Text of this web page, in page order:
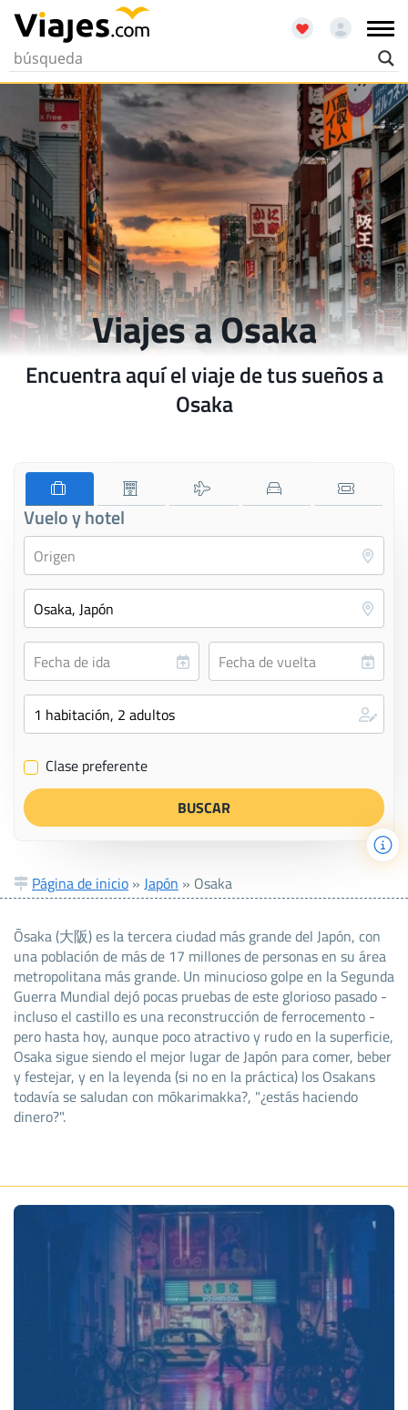
Viajes a Osaka
Encuentra aquí el viaje de tus sueños a
Osaka
Vuelo y hotel
✔ Clase preferente
Página de inicio » Japón » Osaka
Ōsaka (大阪) es la tercera ciudad más grande del Japón, con
una población de más de 17 millones de personas en su área
metropolitana más grande. Un minucioso golpe en la Segunda
Guerra Mundial dejó pocas pruebas de este glorioso pasado -
incluso el castillo es una reconstrucción de ferrocemento -
pero hasta hoy, aunque poco atractivo y rudo en la superficie,
Osaka sigue siendo el mejor lugar de Japón para comer, beber
y festejar, y en la leyenda (si no en la práctica) los Osakans
todavía se saludan con mōkarimakka?, "¿estás haciendo
dinero?".